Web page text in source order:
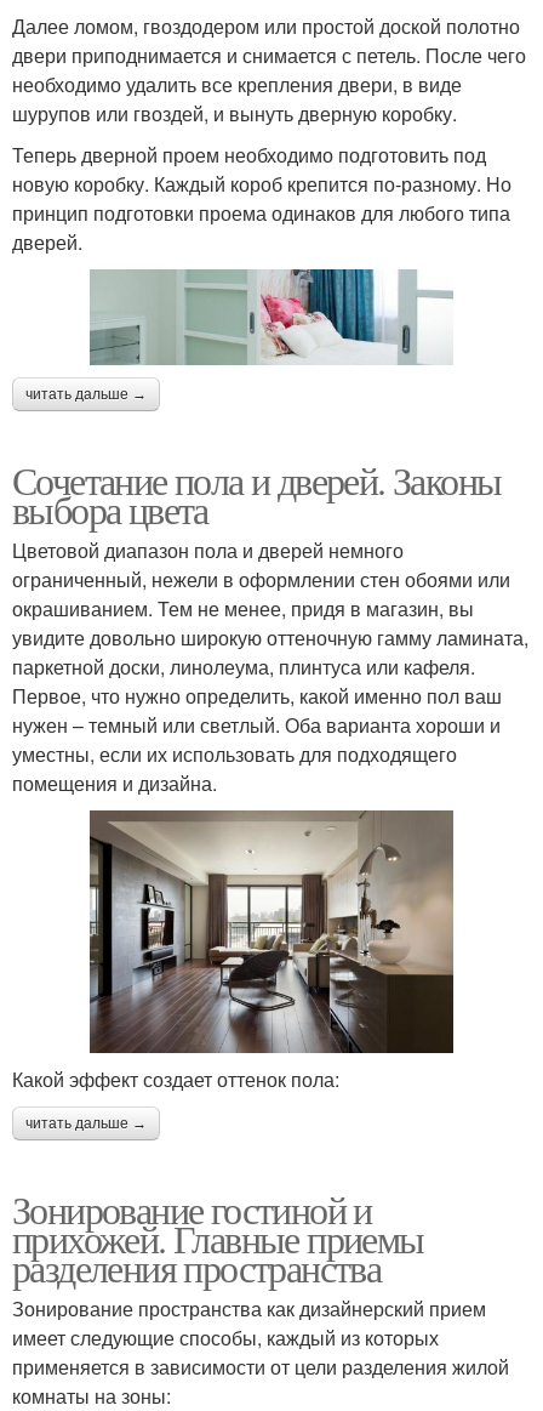
Далее ломом, гвоздодером или простой доской полотно
двери приподнимается и снимается с петель. После чего
необходимо удалить все крепления двери, в виде
шурупов или гвоздей, и вынуть дверную коробку.
Теперь дверной проем необходимо подготовить под
новую коробку. Каждый короб крепится по-разному. Но
принцип подготовки проема одинаков для любого типа
дверей.
читать дальше →
Сочетание пола и дверей. Законы
выбора цвета
Цветовой диапазон пола и дверей немного
ограниченный, нежели в оформлении стен обоями или
окрашиванием. Тем не менее, придя в магазин, вы
увидите довольно широкую оттеночную гамму ламината,
паркетной доски, линолеума, плинтуса или кафеля.
Первое, что нужно определить, какой именно пол ваш
нужен – темный или светлый. Оба варианта хороши и
уместны, если их использовать для подходящего
помещения и дизайна.
Какой эффект создает оттенок пола:
читать дальше →
Зонирование гостиной и
прихожей. Главные приемы
разделения пространства
Зонирование пространства как дизайнерский прием
имеет следующие способы, каждый из которых
применяется в зависимости от цели разделения жилой
комнаты на зоны: